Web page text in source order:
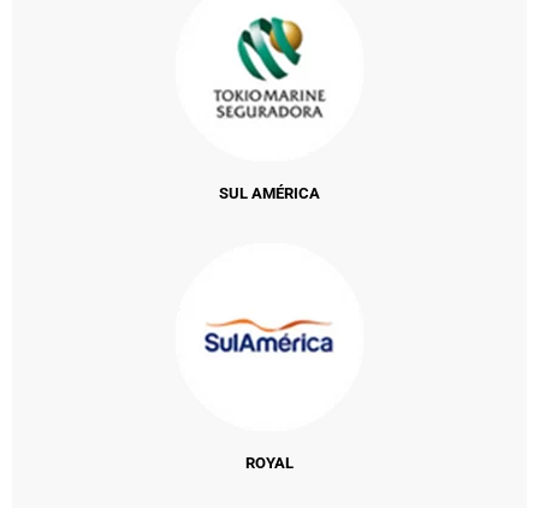
SUL AMÉRICA
ROYAL